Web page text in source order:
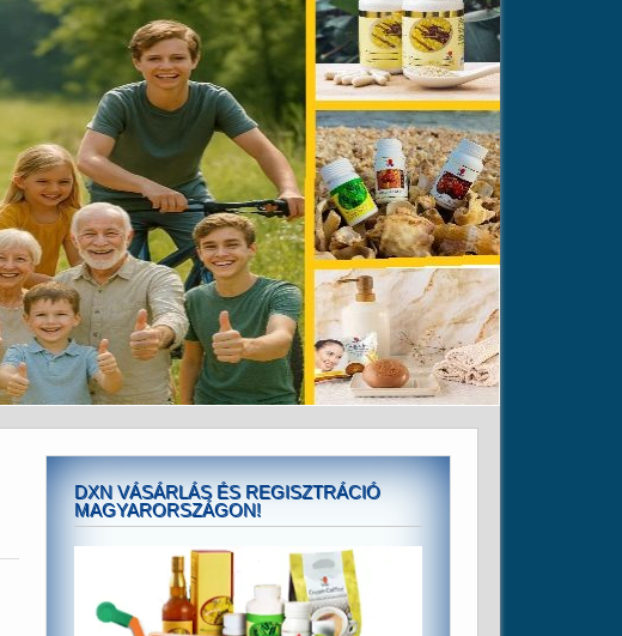
DXN VÁSÁRLÁS ÉS REGISZTRÁCIÓ
MAGYARORSZÁGON!